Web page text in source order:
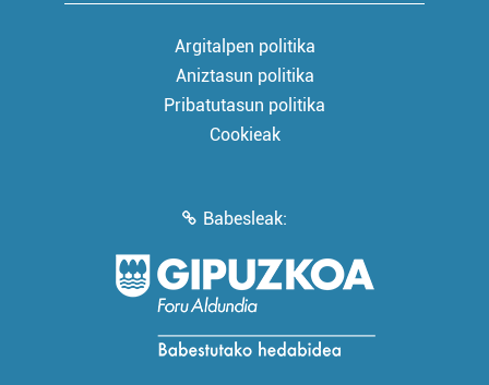
Argitalpen politika
Aniztasun politika
Pribatutasun politika
Cookieak
Babesleak: